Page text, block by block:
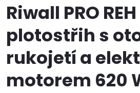
Riwall PRO
plotostřih s
rukojetí a
motorem 620